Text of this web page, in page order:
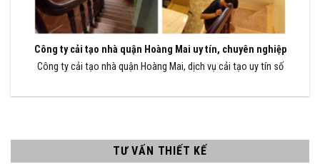
TƯ VẤN THIẾT KẾ
Công ty cải tạo nhà quận Hoàng Mai uy tín, chuyên nghiệp
Công ty cải tạo nhà quận Hoàng Mai, dịch vụ cải tạo uy tín số